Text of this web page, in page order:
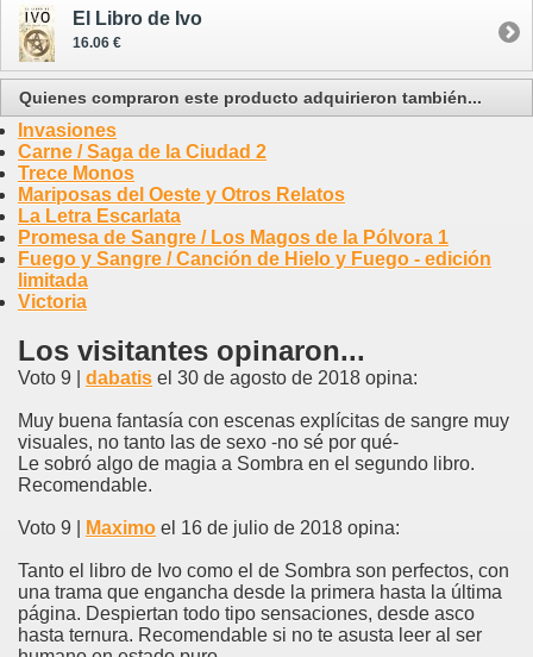
El Libro de Ivo
16.06 €
Quienes compraron este producto adquirieron también...
Invasiones
Carne / Saga de la Ciudad 2
Trece Monos
Mariposas del Oeste y Otros Relatos
La Letra Escarlata
Promesa de Sangre / Los Magos de la Pólvora 1
Fuego y Sangre / Canción de Hielo y Fuego - edición
limitada
Victoria
Los visitantes opinaron...
Voto 9 | dabatis el 30 de agosto de 2018 opina:
Muy buena fantasía con escenas explícitas de sangre muy
visuales, no tanto las de sexo -no sé por qué-
Le sobró algo de magia a Sombra en el segundo libro.
Recomendable.
Voto 9 | Maximo el 16 de julio de 2018 opina:
Tanto el libro de Ivo como el de Sombra son perfectos, con
una trama que engancha desde la primera hasta la última
página. Despiertan todo tipo sensaciones, desde asco
hasta ternura. Recomendable si no te asusta leer al ser